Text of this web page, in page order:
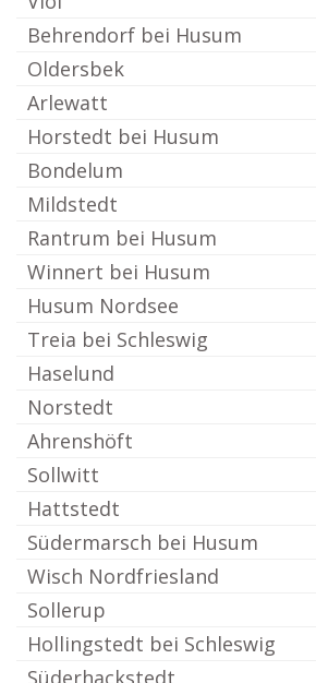
Behrendorf bei Husum
Oldersbek
Arlewatt
Horstedt bei Husum
Bondelum
Mildstedt
Rantrum bei Husum
Winnert bei Husum
Husum Nordsee
Treia bei Schleswig
Haselund
Norstedt
Ahrenshöft
Sollwitt
Hattstedt
Südermarsch bei Husum
Wisch Nordfriesland
Sollerup
Hollingstedt bei Schleswig
Süderhackstedt